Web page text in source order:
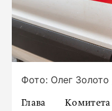
Фото: Олег
Глава